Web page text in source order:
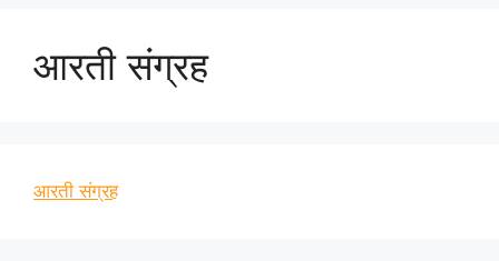
आरती संग्रह
आरती संग्रह